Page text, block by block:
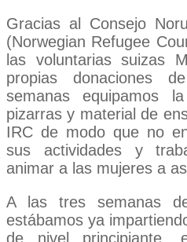
Gracias al Consejo
(Norwegian Refugee
las voluntarias suizas
propias donaciones
semanas equipamos
pizarras y material de
IRC de modo que no
sus actividades y
animar a las mujeres a
A las tres semanas
estábamos ya
de nivel principiante,